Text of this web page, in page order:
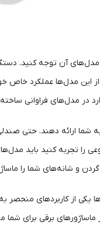
آن توجه کنید.
از این مدل‌ها عملکرد
در مدل‌های فراوانی
شما ارائه دهند. حتی
را تجربه کنید باید
و شانه‌های شما را
از کاربردهای منحصر
برقی برای شما